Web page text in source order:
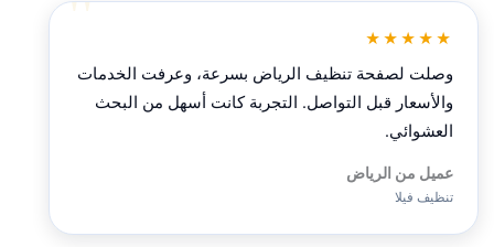
★★★★★
وصلت لصفحة تنظيف الرياض بسرعة، وعرفت الخدمات
والأسعار قبل التواصل. التجربة كانت أسهل من البحث
العشوائي.
عميل من الرياض
تنظيف فيلا